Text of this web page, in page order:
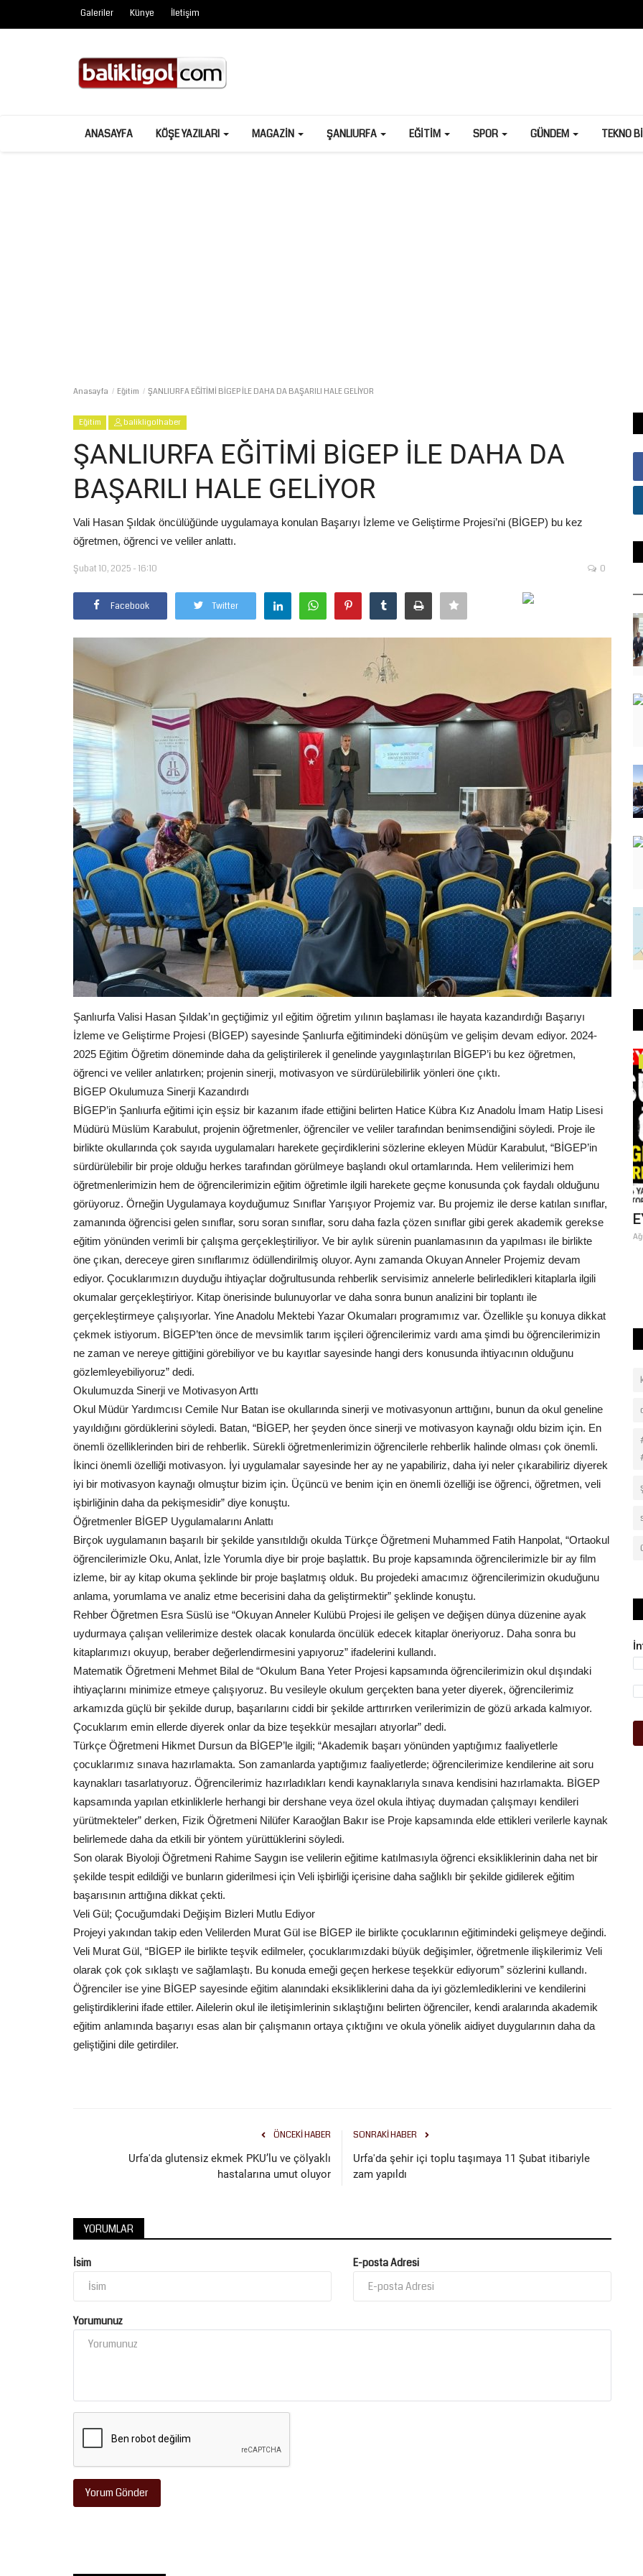
Galeriler Künye İletişim
ANASAYFA KÖŞE YAZILARI MAGAZIN ŞANLIURFA EĞITIM SPOR GÜNDEM TEKNO
Anasayfa Eğitim ŞANLIURFA EĞİTİMİ BİGEP İLE DAHA DA BAŞARILI HALE GELİYOR
Eğitim balikligolhaber
ŞANLIURFA EĞİTİMİ BİGEP İLE DAHA DA
BAŞARILI HALE GELİYOR
Vali Hasan Şıldak öncülüğünde uygulamaya konulan Başarıyı İzleme ve Geliştirme Projesi’ni (BİGEP) bu kez
öğretmen, öğrenci ve veliler anlattı.
Şubat 10, 2025 - 16:10 0
Facebook Twitter
Şanlıurfa Valisi Hasan Şıldak’ın geçtiğimiz yıl eğitim öğretim yılının başlaması ile hayata kazandırdığı Başarıyı
İzleme ve Geliştirme Projesi (BİGEP) sayesinde Şanlıurfa eğitimindeki dönüşüm ve gelişim devam ediyor. 2024-
2025 Eğitim Öğretim döneminde daha da geliştirilerek il genelinde yaygınlaştırılan BİGEP’i bu kez öğretmen,
öğrenci ve veliler anlatırken; projenin sinerji, motivasyon ve sürdürülebilirlik yönleri öne çıktı.
BİGEP Okulumuza Sinerji Kazandırdı
BİGEP’in Şanlıurfa eğitimi için eşsiz bir kazanım ifade ettiğini belirten Hatice Kübra Kız Anadolu İmam Hatip Lisesi
Müdürü Müslüm Karabulut, projenin öğretmenler, öğrenciler ve veliler tarafından benimsendiğini söyledi. Proje ile
birlikte okullarında çok sayıda uygulamaları harekete geçirdiklerini sözlerine ekleyen Müdür Karabulut, “BİGEP’in
sürdürülebilir bir proje olduğu herkes tarafından görülmeye başlandı okul ortamlarında. Hem velilerimizi hem
öğretmenlerimizin hem de öğrencilerimizin eğitim öğretimle ilgili harekete geçme konusunda çok faydalı olduğunu
görüyoruz. Örneğin Uygulamaya koyduğumuz Sınıflar Yarışıyor Projemiz var. Bu projemiz ile derse katılan sınıflar,
zamanında öğrencisi gelen sınıflar, soru soran sınıflar, soru daha fazla çözen sınıflar gibi gerek akademik gerekse
eğitim yönünden verimli bir çalışma gerçekleştiriliyor. Ve bir aylık sürenin puanlamasının da yapılması ile birlikte
öne çıkan, dereceye giren sınıflarımız ödüllendirilmiş oluyor. Aynı zamanda Okuyan Anneler Projemiz devam
ediyor. Çocuklarımızın duyduğu ihtiyaçlar doğrultusunda rehberlik servisimiz annelerle belirledikleri kitaplarla ilgili
okumalar gerçekleştiriyor. Kitap önerisinde bulunuyorlar ve daha sonra bunun analizini bir toplantı ile
gerçekleştirmeye çalışıyorlar. Yine Anadolu Mektebi Yazar Okumaları programımız var. Özellikle şu konuya dikkat
çekmek istiyorum. BİGEP’ten önce de mevsimlik tarım işçileri öğrencilerimiz vardı ama şimdi bu öğrencilerimizin
ne zaman ve nereye gittiğini görebiliyor ve bu kayıtlar sayesinde hangi ders konusunda ihtiyacının olduğunu
gözlemleyebiliyoruz” dedi.
Okulumuzda Sinerji ve Motivasyon Arttı
Okul Müdür Yardımcısı Cemile Nur Batan ise okullarında sinerji ve motivasyonun arttığını, bunun da okul geneline
yayıldığını gördüklerini söyledi. Batan, “BİGEP, her şeyden önce sinerji ve motivasyon kaynağı oldu bizim için. En
önemli özelliklerinden biri de rehberlik. Sürekli öğretmenlerimizin öğrencilerle rehberlik halinde olması çok önemli.
İkinci önemli özelliği motivasyon. İyi uygulamalar sayesinde her ay ne yapabiliriz, daha iyi neler çıkarabiliriz diyerek
iyi bir motivasyon kaynağı olmuştur bizim için. Üçüncü ve benim için en önemli özelliği ise öğrenci, öğretmen, veli
işbirliğinin daha da pekişmesidir” diye konuştu.
Öğretmenler BİGEP Uygulamalarını Anlattı
Birçok uygulamanın başarılı bir şekilde yansıtıldığı okulda Türkçe Öğretmeni Muhammed Fatih Hanpolat, “Ortaokul
öğrencilerimizle Oku, Anlat, İzle Yorumla diye bir proje başlattık. Bu proje kapsamında öğrencilerimizle bir ay film
izleme, bir ay kitap okuma şeklinde bir proje başlatmış olduk. Bu projedeki amacımız öğrencilerimizin okuduğunu
anlama, yorumlama ve analiz etme becerisini daha da geliştirmektir” şeklinde konuştu.
Rehber Öğretmen Esra Süslü ise “Okuyan Anneler Kulübü Projesi ile gelişen ve değişen dünya düzenine ayak
uydurmaya çalışan velilerimize destek olacak konularda öncülük edecek kitaplar öneriyoruz. Daha sonra bu
kitaplarımızı okuyup, beraber değerlendirmesini yapıyoruz” ifadelerini kullandı.
Matematik Öğretmeni Mehmet Bilal de “Okulum Bana Yeter Projesi kapsamında öğrencilerimizin okul dışındaki
ihtiyaçlarını minimize etmeye çalışıyoruz. Bu vesileyle okulum gerçekten bana yeter diyerek, öğrencilerimiz
arkamızda güçlü bir şekilde durup, başarılarını ciddi bir şekilde arttırırken verilerimizin de gözü arkada kalmıyor.
Çocuklarım emin ellerde diyerek onlar da bize teşekkür mesajları atıyorlar” dedi.
Türkçe Öğretmeni Hikmet Dursun da BİGEP’le ilgili; “Akademik başarı yönünden yaptığımız faaliyetlerle
çocuklarımız sınava hazırlamakta. Son zamanlarda yaptığımız faaliyetlerde; öğrencilerimize kendilerine ait soru
kaynakları tasarlatıyoruz. Öğrencilerimiz hazırladıkları kendi kaynaklarıyla sınava kendisini hazırlamakta. BİGEP
kapsamında yapılan etkinliklerle herhangi bir dershane veya özel okula ihtiyaç duymadan çalışmayı kendileri
yürütmekteler” derken, Fizik Öğretmeni Nilüfer Karaoğlan Bakır ise Proje kapsamında elde ettikleri verilerle kaynak
belirlemede daha da etkili bir yöntem yürüttüklerini söyledi.
Son olarak Biyoloji Öğretmeni Rahime Saygın ise velilerin eğitime katılmasıyla öğrenci eksikliklerinin daha net bir
şekilde tespit edildiği ve bunların giderilmesi için Veli işbirliği içerisine daha sağlıklı bir şekilde gidilerek eğitim
başarısının arttığına dikkat çekti.
Veli Gül; Çocuğumdaki Değişim Bizleri Mutlu Ediyor
Projeyi yakından takip eden Velilerden Murat Gül ise BİGEP ile birlikte çocuklarının eğitimindeki gelişmeye değindi.
Veli Murat Gül, “BİGEP ile birlikte teşvik edilmeler, çocuklarımızdaki büyük değişimler, öğretmenle ilişkilerimiz Veli
olarak çok çok sıklaştı ve sağlamlaştı. Bu konuda emeği geçen herkese teşekkür ediyorum” sözlerini kullandı.
Öğrenciler ise yine BİGEP sayesinde eğitim alanındaki eksikliklerini daha da iyi gözlemlediklerini ve kendilerini
geliştirdiklerini ifade ettiler. Ailelerin okul ile iletişimlerinin sıklaştığını belirten öğrenciler, kendi aralarında akademik
eğitim anlamında başarıyı esas alan bir çalışmanın ortaya çıktığını ve okula yönelik aidiyet duygularının daha da
geliştiğini dile getirdiler.
ÖNCEKI HABER
Urfa'da glutensiz ekmek PKU’lu ve çölyaklı
hastalarına umut oluyor
SONRAKI HABER
Urfa'da şehir içi toplu taşımaya 11 Şubat itibariyle
zam yapıldı
YORUMLAR
İsim E-posta Adresi
Yorumunuz
Yorum Gönder
Gündem
METEOROLOJİ’DEN BÖLGEMİZE
DİKKAT ÇEKEN UYARI: TOZ TAŞINIMI...
Ağustos 7, 2026 0
Meteoroloji Genel Müdürlüğü, 7 Ağustos Cuma günü için
Güneydoğu Anadolu’nun doğusunu...
Şanlıurfa
Atatürk Bulvarı’nda Sıcak Asfalt
Yenileme Çalışması Başladı
Ağustos 6, 2026 0
Şanlıurfa Büyükşehir Belediyesi, kentin en yoğun ulaşım